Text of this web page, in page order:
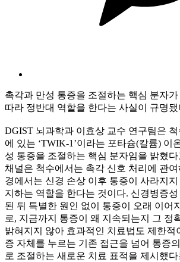
촉각과 만성 통증을 조절하는 핵심 분자가
따라 정반대 역할을 한다는 사실이 규명됐
DGIST 뇌과학과 이효상 교수 연구팀은
에 있는 ‘TWIK-1’이라는 포타슘(칼륨) 이
성 통증을 조절하는 핵심 분자임을 밝혔다
채널은 척수에서는 촉각 신호 처리에 관
경에서는 신경 손상 이후 통증이 사라지
지하는 역할을 한다는 것이다. 신경병증
된 뒤 특별한 원인 없이 통증이 오래 이어
로, 지금까지 통증이 왜 지속되는지 그 정
밝혀지지 않아 효과적인 치료법도 제한적
증 자체를 누르는 기존 접근을 넘어 통증
로 조절하는 새로운 치료 표적을 제시했